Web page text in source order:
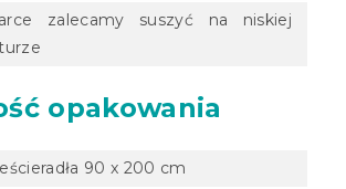
zalecamy suszyć na niskiej
opakowania
90 x 200 cm